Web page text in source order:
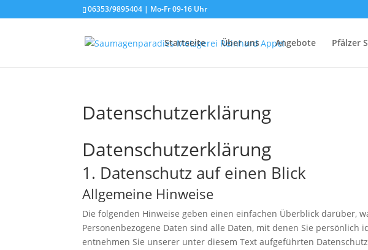
06353/9895404 | Mo-Fr 09-16 Uhr
Startseite Über uns Angebote Pfälzer
Datenschutzerklärung
Datenschutzerklärung
1. Datenschutz auf einen Blick
Allgemeine Hinweise
Die folgenden Hinweise geben einen einfachen Überblick darüber,
Personenbezogene Daten sind alle Daten, mit denen Sie
entnehmen Sie unserer unter diesem Text aufgeführten